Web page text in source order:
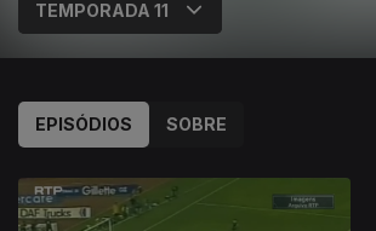
EPISÓDIOS SOBRE